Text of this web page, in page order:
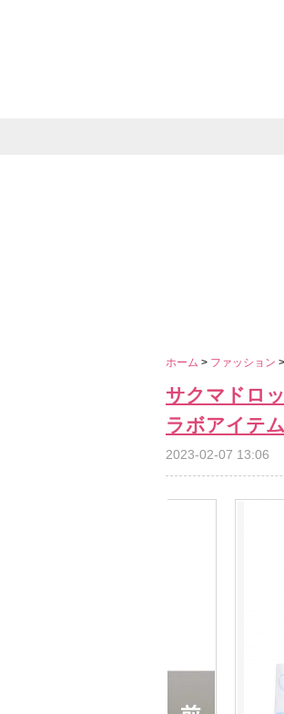
ホーム > ファッション >
サクマドロ
ラボアイテ
2023-02-07 13:06